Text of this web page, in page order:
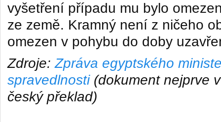
vyšetření případu mu bylo
ze země. Kramný není z ničeho
omezen v pohybu do doby
Zdroje:Zpráva egyptského
spravedlnosti(dokument nejprve
český překlad)